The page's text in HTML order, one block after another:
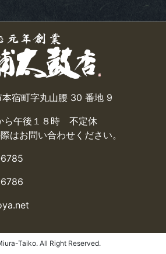
宿町字丸山腰 30 番地 9
ら午後１８時 不定休
い合わせください。
Taiko. All Right Reserved.